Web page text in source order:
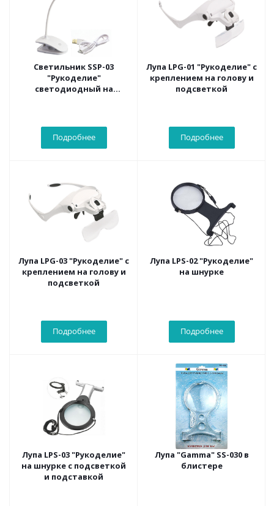
Светильник SSP-03
"Рукоделие"
светодиодный на
Подробнее
Лупа LPG-01 "Рукоделие" с
креплением на голову и
подсветкой
Подробнее
Лупа LPG-03 "Рукоделие" с
креплением на голову и
подсветкой
Подробнее
Лупа LPS-02 "Рукоделие"
на шнурке
Подробнее
Лупа LPS-03 "Рукоделие"
на шнурке с подсветкой
и подставкой
Лупа "Gamma" SS-030 в
блистере